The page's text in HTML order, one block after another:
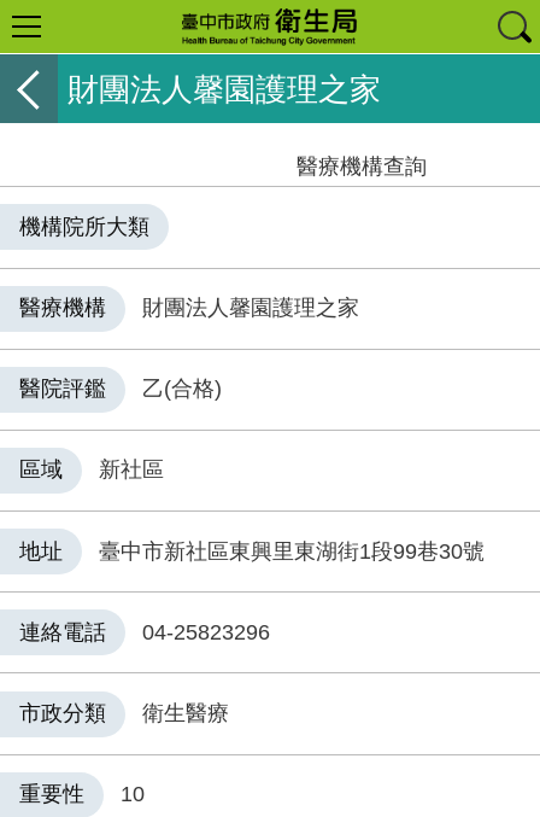
財團法人馨園護理之家
醫療機構查詢
機構院所大類
醫療機構 財團法人馨園護理之家
醫院評鑑 乙(合格)
區域 新社區
地址 臺中市新社區東興里東湖街1段99巷30號
連絡電話 04-25823296
市政分類 衛生醫療
重要性 10